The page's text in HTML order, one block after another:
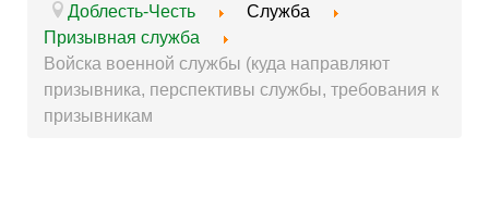
Доблесть-Честь
Служба
Призывная служба
Войска военной службы (куда направляют
призывника, перспективы службы, требования к
призывникам